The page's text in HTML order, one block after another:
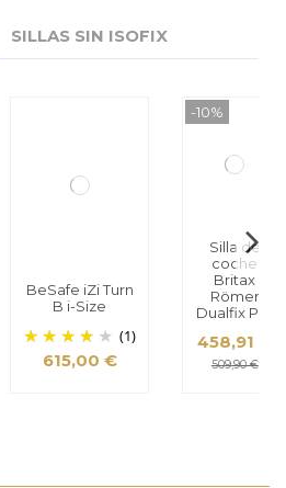
SILLAS SIN ISOFIX
BeSafe iZi Turn
B i-Size
(1)
615,00 €
-10%
Silla de
coche
Britax
Römer
Dualfix Pro
458,91 €
509,90 €